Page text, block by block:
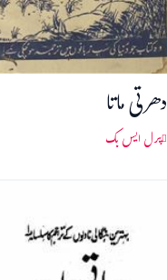
دھرتی ماتا
پرل ایس بک